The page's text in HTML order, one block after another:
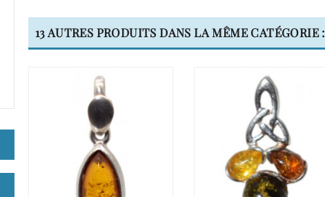
13 AUTRES PRODUITS DANS LA MÊME CATÉGORIE :